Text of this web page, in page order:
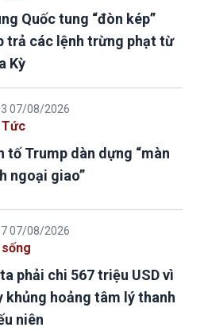
Quốc tung “đòn kép”
trả các lệnh trừng phạt từ
Kỳ
07/08/2026
tố Trump dàn dựng “màn
ngoại giao”
07/08/2026
phải chi 567 triệu USD vì
khủng hoảng tâm lý thanh
niên